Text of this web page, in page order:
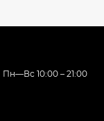
Пн—Вс 10:00 – 21:00